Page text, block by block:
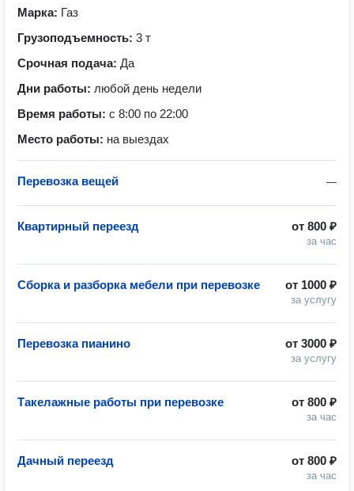
Марка: Газ
Грузоподъемность: 3 т
Срочная подача: Да
Дни работы: любой день недели
Время работы: с 8:00 по 22:00
Место работы: на выездах
—
Перевозка вещей
от 800 ₽
за час
Квартирный переезд
от 1000 ₽
за услугу
Сборка и разборка мебели при перевозке
от 3000 ₽
за услугу
Перевозка пианино
от 800 ₽
за час
Такелажные работы при перевозке
от 800 ₽
за час
Дачный переезд